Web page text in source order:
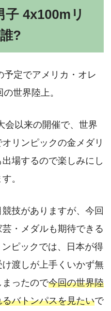
子 4x100mリ
?
定でアメリカ・オレ
世界陸上。
会以来の開催で、世界
リンピックの金メダリ
場するので楽しみにし
。
技がありますが、今回
・メダルも期待できる
ピックでは、日本が得
渡しが上手くいかず無
ったので今回の世界陸
バトンパスを見たいで